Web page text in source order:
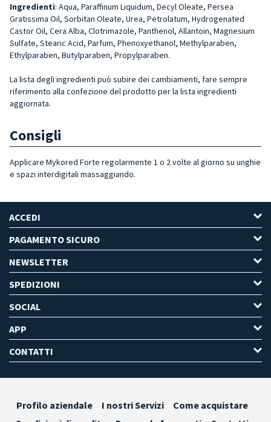
Ingredienti: Aqua, Paraffinum Liquidum, Decyl Oleate, Persea
Gratissima Oil, Sorbitan Oleate, Urea, Petrolatum, Hydrogenated
Castor Oil, Cera Alba, Clotrimazole, Panthenol, Allantoin, Magnesium
Sulfate, Stearic Acid, Parfum, Phenoxyethanol, Methylparaben,
Ethylparaben, Butylparaben, Propylparaben.
La lista degli ingredienti può subire dei cambiamenti, fare sempre
riferimento alla confezione del prodotto per la lista ingredienti
aggiornata.
Consigli
Applicare Mykored Forte regolarmente 1 o 2 volte al giorno su unghie
e spazi interdigitali massaggiando.
ACCEDI
PAGAMENTO SICURO
NEWSLETTER
SPEDIZIONI
SOCIAL
APP
CONTATTI
Profilo aziendale I nostri Servizi
Come acquistare